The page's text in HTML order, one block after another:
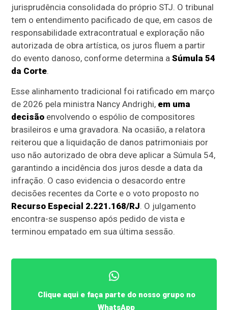
jurisprudência consolidada do próprio STJ. O tribunal
tem o entendimento pacificado de que, em casos de
responsabilidade extracontratual e exploração não
autorizada de obra artística, os juros fluem a partir
do evento danoso, conforme determina aSúmula 54
da Corte.
Esse alinhamento tradicional foi ratificado em março
de 2026 pela ministra Nancy Andrighi, em uma
decisão envolvendo o espólio de compositores
brasileiros e uma gravadora. Na ocasião, a relatora
reiterou que a liquidação de danos patrimoniais por
uso não autorizado de obra deve aplicar a Súmula 54,
garantindo a incidência dos juros desde a data da
infração. O caso evidencia o desacordo entre
decisões recentes da Corte e o voto proposto no
Recurso Especial 2.221.168/RJ. O julgamento
encontra-se suspenso após pedido de vista e
terminou empatado em sua última sessão.
Clique aqui e faça parte do nosso grupo no
WhatsApp